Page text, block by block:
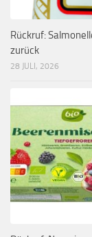
Rückruf:
zurück
28 JULI, 2026